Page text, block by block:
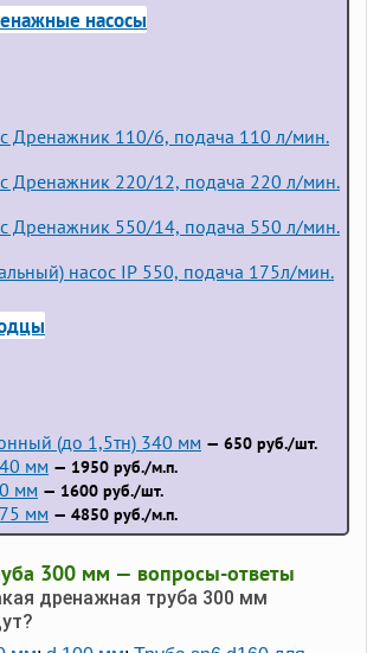
насосы
Дренажник 110/6, подача 110 л/мин.
Дренажник 220/12, подача 220 л/мин.
Дренажник 550/14, подача 550 л/мин.
насос IP 550, подача 175л/мин.
(до 1,5тн) 340 мм — 650 руб./шт.
мм — 1950 руб./м.п.
мм — 1600 руб./шт.
мм — 4850 руб./м.п.
300 мм — вопросы-ответы
дренажная труба 300 мм